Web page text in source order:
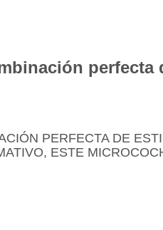
perfecta
PERFECTA DE
ESTE